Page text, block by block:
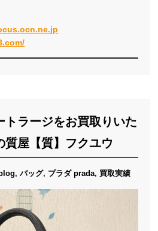
トラージをお買取りいた
質屋【質】フクユウ
blog, バッグ, プラダ prada, 買取実績